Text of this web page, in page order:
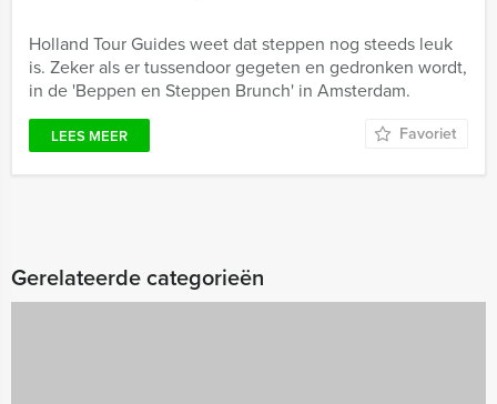
Holland Tour Guides weet dat steppen nog steeds leuk
is. Zeker als er tussendoor gegeten en gedronken wordt,
in de 'Beppen en Steppen Brunch' in Amsterdam.
LEES MEER Favoriet
Gerelateerde categorieën